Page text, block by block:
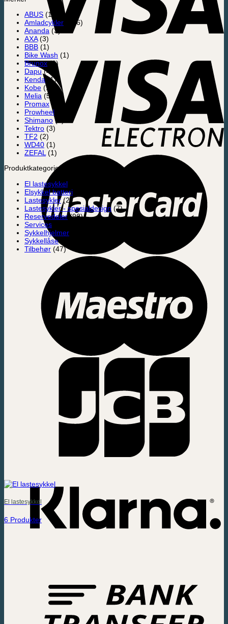
ABUS (10)
Amladcykler
(126)
Ananda (3)
AXA (3)
BBB (1)
Bike Wash (1)
Brunox (2)
Dapu (4)
Kenda (1)
Kobe (1)
Melia (5)
Promax
Prowheel
Shimano (4)
Tektro (3)
TF2 (2)
WD40 (1)
ZEFAL (1)
Produktkategorier
El lastesykkel
Elsykkel batteri
Lastesykler (2)
Lastesykler - spesialdesign (7)
Reservedeler (96)
Services
Sykkelhjelmer
Sykkellåse
Tilbehør (47)
El lastesykkel
6 Produkter